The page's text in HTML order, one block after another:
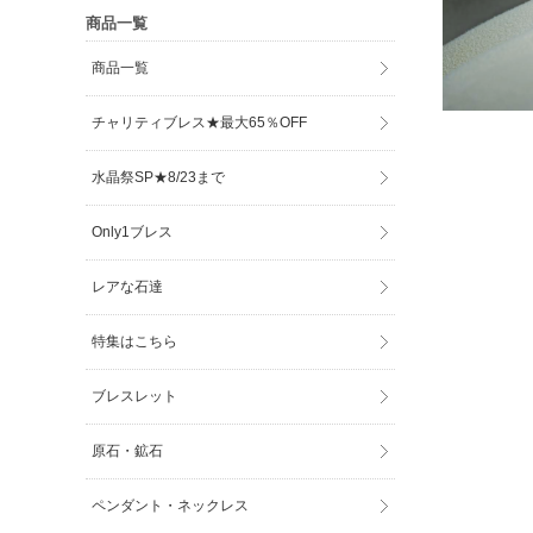
商品一覧
商品一覧
チャリティブレス★最大65％OFF
水晶祭SP★8/23まで
Only1ブレス
レアな石達
特集はこちら
ブレスレット
原石・鉱石
ペンダント・ネックレス